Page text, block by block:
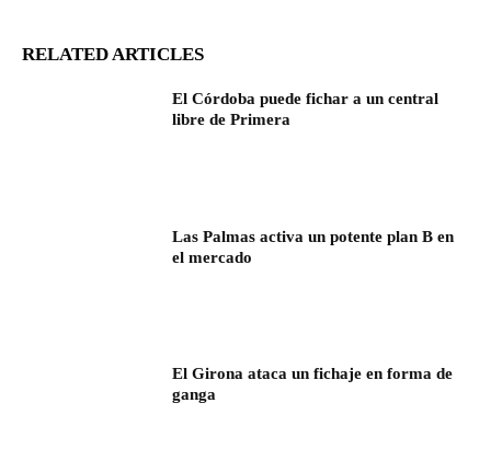
RELATED ARTICLES
El Córdoba puede fichar a un central
libre de Primera
Las Palmas activa un potente plan B en
el mercado
El Girona ataca un fichaje en forma de
ganga